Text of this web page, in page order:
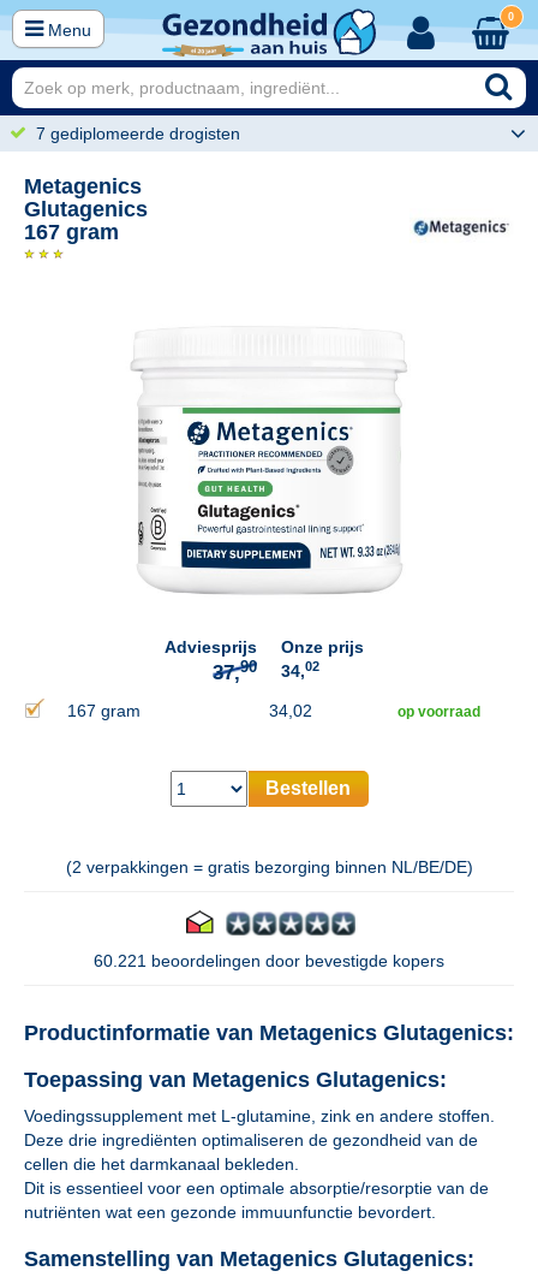
Menu
0
7 gediplomeerde drogisten
Metagenics
Glutagenics
167 gram
Adviesprijs
37,90
Onze prijs
34,02
167 gram 34,02 op voorraad
Bestellen
(2 verpakkingen = gratis bezorging binnen NL/BE/DE)
60.221 beoordelingen door bevestigde kopers
Productinformatie van Metagenics Glutagenics:
Toepassing van Metagenics Glutagenics:
Voedingssupplement met L-glutamine, zink en andere stoffen.
Deze drie ingrediënten optimaliseren de gezondheid van de
cellen die het darmkanaal bekleden.
Dit is essentieel voor een optimale absorptie/resorptie van de
nutriënten wat een gezonde immuunfunctie bevordert.
Samenstelling van Metagenics Glutagenics: